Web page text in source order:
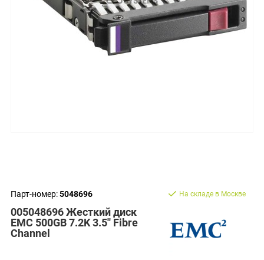
Парт-номер:5048696
005048696 Жесткий диск
EMC 500GB 7.2K 3.5'' Fibre
Channel
На складе в Москве